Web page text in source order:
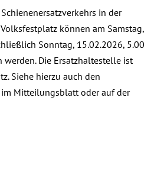
in der
können am Samstag,
Sonntag, 15.02.2026, 5.00
werden. Die Ersatzhaltestelle ist
Siehe hierzu auch den
Mitteilungsblatt oder auf der